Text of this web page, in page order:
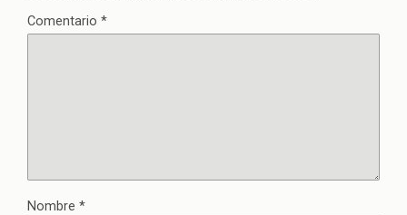
Comentario *
Nombre *